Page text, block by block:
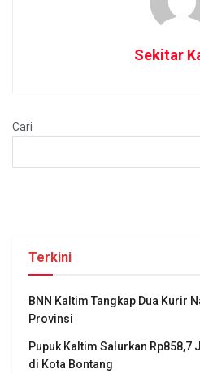
Sekitar
Cari
Terkini
BNN Kaltim Tangkap Dua Kurir
Provinsi
Pupuk Kaltim Salurkan Rp858,7
di Kota Bontang